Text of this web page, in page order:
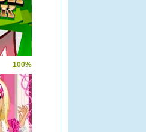
100%